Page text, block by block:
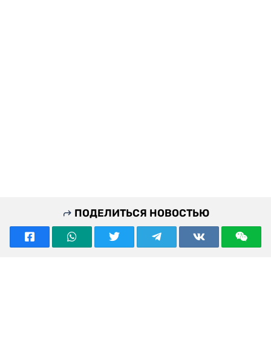
ПОДЕЛИТЬСЯ НОВОСТЬЮ